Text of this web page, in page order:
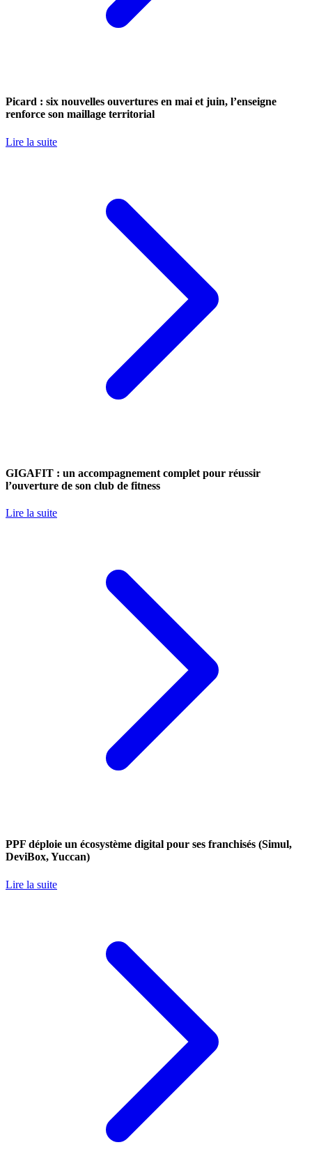
Picard : six nouvelles ouvertures en mai et juin, l’enseigne
renforce son maillage territorial
Lire la suite
GIGAFIT : un accompagnement complet pour réussir
l’ouverture de son club de fitness
Lire la suite
PPF déploie un écosystème digital pour ses franchisés (Simul,
DeviBox, Yuccan)
Lire la suite